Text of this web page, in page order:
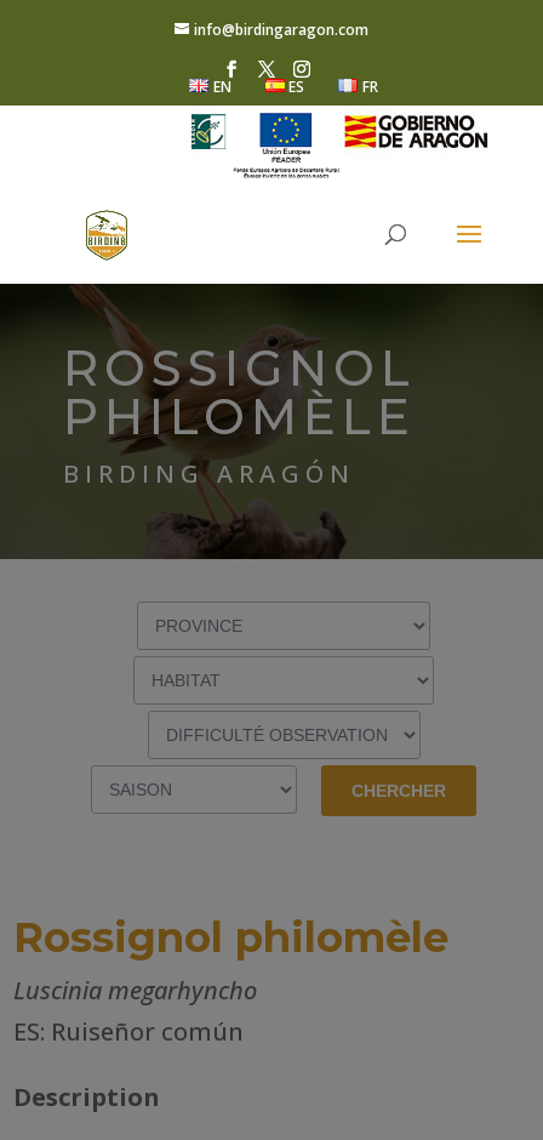
info@birdingaragon.com
EN ES FR
ROSSIGNOL
PHILOMÈLE
BIRDING ARAGÓN
Rossignol philomèle
Luscinia megarhyncho
ES: Ruiseñor común
Description